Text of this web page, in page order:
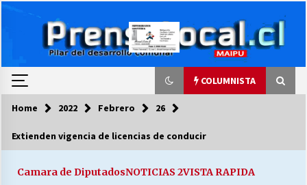
COLUMNISTA
COLUMNISTA
cuándo van a bajar?
Home 2022 Febrero 26
Extienden vigencia de licencias de conducir
Camara de DiputadosNOTICIAS 2VISTA RAPIDA